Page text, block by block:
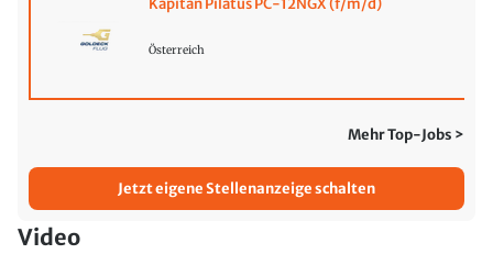
Österreich
Mehr Top-Jobs >
Jetzt eigene Stellenanzeige schalten
Video